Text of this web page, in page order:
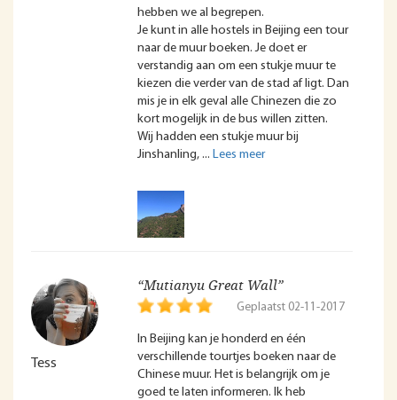
hebben we al begrepen.
Je kunt in alle hostels in Beijing een tour
naar de muur boeken. Je doet er
verstandig aan om een stukje muur te
kiezen die verder van de stad af ligt. Dan
mis je in elk geval alle Chinezen die zo
kort mogelijk in de bus willen zitten.
Wij hadden een stukje muur bij
Jinshanling,
Tess
“Mutianyu Great Wall”
Geplaatst 02-11-2017
In Beijing kan je honderd en één
verschillende tourtjes boeken naar de
Chinese muur. Het is belangrijk om je
goed te laten informeren. Ik heb